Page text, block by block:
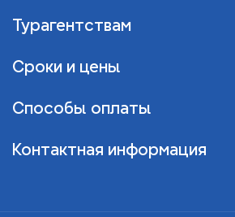
Турагентствам
Сроки и цены
Способы оплаты
Контактная информация